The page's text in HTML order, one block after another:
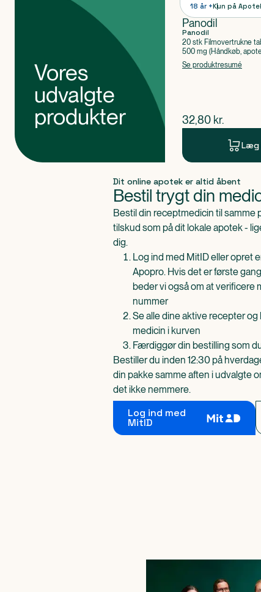
Vores
udvalgte
produkter
18 år +Kun på
Panodil
Panodil
20 stk Filmovertrukne
500 mg (Håndkøb,
Paracetamol
Se produktresumé
$nuværende pris
32,80 kr.
Læg
Dit online apotek er altid åbent
Bestil trygt din
Bestil din receptmedicin til samme
tilskud som på dit lokale apotek -
dig.
Log ind med MitID eller opret
Apopro. Hvis det er første
beder vi også om at verificere
nummer
Se alle dine aktive recepter
medicin i kurven
Færdiggør din bestilling som
Bestiller du inden 12:30 på
din pakke samme aften i udvalgte
det ikke nemmere.
Log ind med
MitID